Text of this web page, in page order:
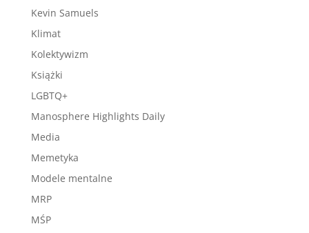
Kevin Samuels
Klimat
Kolektywizm
Książki
LGBTQ+
Manosphere Highlights Daily
Media
Memetyka
Modele mentalne
MRP
MŚP